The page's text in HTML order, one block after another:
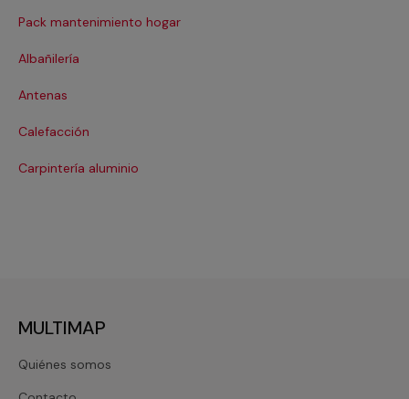
Pack mantenimiento hogar
Albañilería
Antenas
Calefacción
Carpintería aluminio
MULTIMAP
Quiénes somos